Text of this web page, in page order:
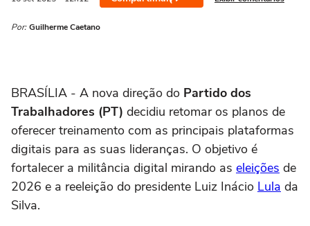
Por: Guilherme Caetano
BRASÍLIA - A nova direção do Partido dos
Trabalhadores (PT) decidiu retomar os planos de
oferecer treinamento com as principais plataformas
digitais para as suas lideranças. O objetivo é
fortalecer a militância digital mirando as eleições de
2026 e a reeleição do presidente Luiz Inácio Lula da
Silva.